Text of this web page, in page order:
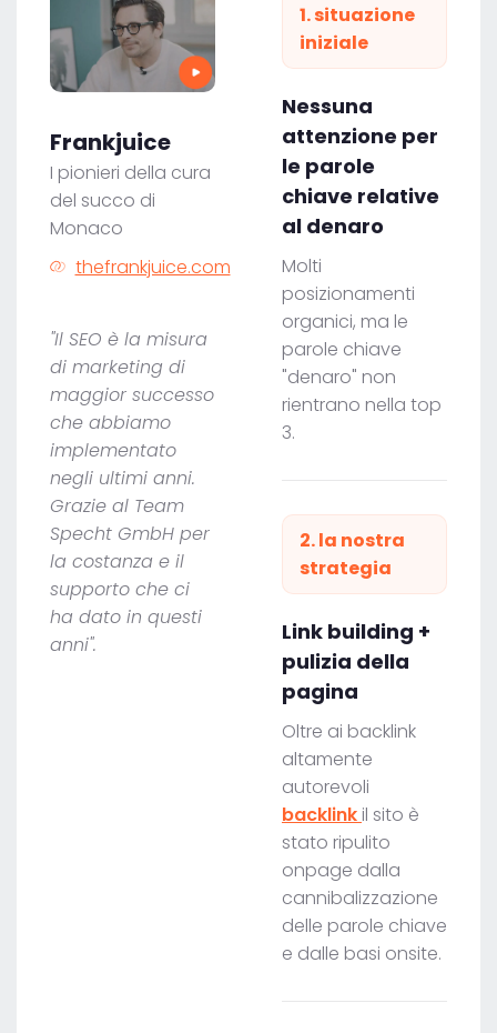
Frankjuice
I pionieri della cura
del succo di
Monaco
thefrankjuice.com
"Il SEO è la misura
di marketing di
maggior successo
che abbiamo
implementato
negli ultimi anni.
Grazie al Team
Specht GmbH per
la costanza e il
supporto che ci
ha dato in questi
anni".
1. situazione
iniziale
Nessuna
attenzione per
le parole
chiave relative
al denaro
Molti
posizionamenti
organici, ma le
parole chiave
"denaro" non
rientrano nella top
3.
2. la nostra
strategia
Link building +
pulizia della
pagina
Oltre ai backlink
altamente
autorevoli
backlink il sito è
stato ripulito
onpage dalla
cannibalizzazione
delle parole chiave
e dalle basi onsite.